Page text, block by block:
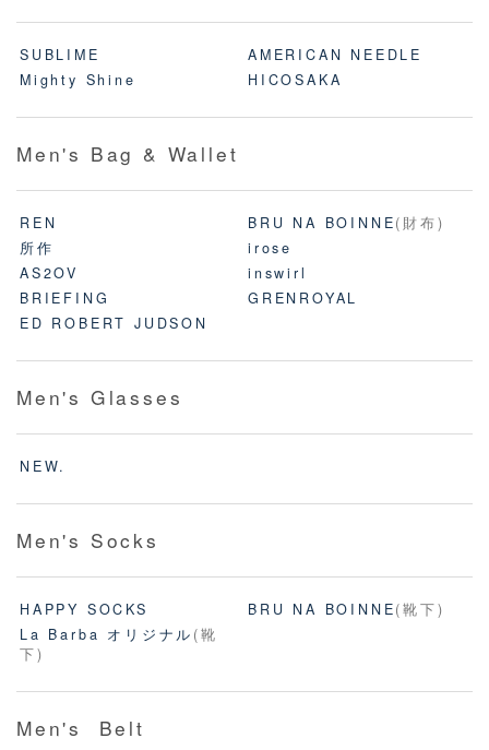
SUBLIME
AMERICAN NEEDLE
Mighty Shine
HICOSAKA
Men's Bag & Wallet
REN BRU NA BOINNE(財布)
所作
irose
AS2OV
inswirl
BRIEFING
GRENROYAL
ED ROBERT JUDSON
Men's Glasses
NEW.
Men's Socks
HAPPY SOCKS BRU NA BOINNE(靴下)
La Barba オリジナル (靴
下)
Men's Belt